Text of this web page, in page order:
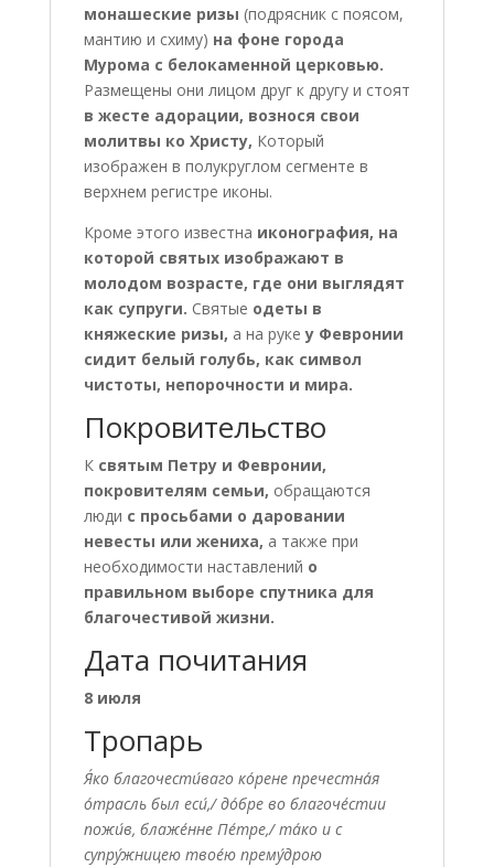
монашеские ризы (подрясник с поясом,
мантию и схиму) на фоне города
Мурома с белокаменной церковью.
Размещены они лицом друг к другу и стоят
в жесте адорации, вознося свои
молитвы ко Христу, Который
изображен в полукруглом сегменте в
верхнем регистре иконы.
Кроме этого известна иконография, на
которой святых изображают в
молодом возрасте, где они выглядят
как супруги. Святые одеты в
княжеские ризы, а на рукеу Февронии
сидит белый голубь, как символ
чистоты, непорочности и мира.
Покровительство
Ксвятым Петру и Февронии,
покровителям семьи, обращаются
люди с просьбами о даровании
невесты или жениха, а также при
необходимости наставлений о
правильном выборе спутника для
благочестивой жизни.
Дата почитания
8 июля
Тропарь
Я́ко благочести́ваго ко́рене пречестна́я
о́трасль был еси́,/до́брево благоче́стии
пожи́в, блаже́нне Пе́тре,/та́кои с
супру́жницею твое́ю прему́дрою